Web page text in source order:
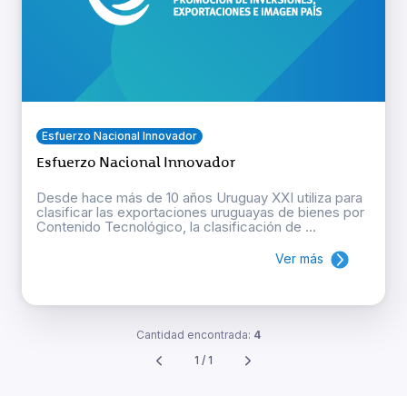
Esfuerzo Nacional Innovador
Esfuerzo Nacional Innovador
Desde hace más de 10 años Uruguay XXI utiliza para
clasificar las exportaciones uruguayas de bienes por
Contenido Tecnológico, la clasificación de ...
Ver más
Cantidad encontrada: 4
1 / 1